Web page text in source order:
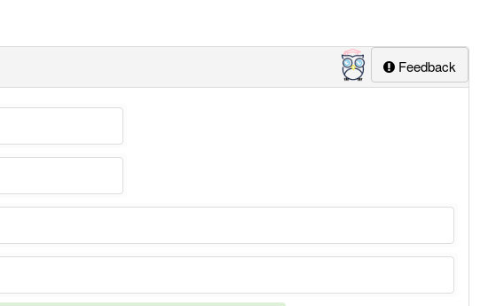
Feedback